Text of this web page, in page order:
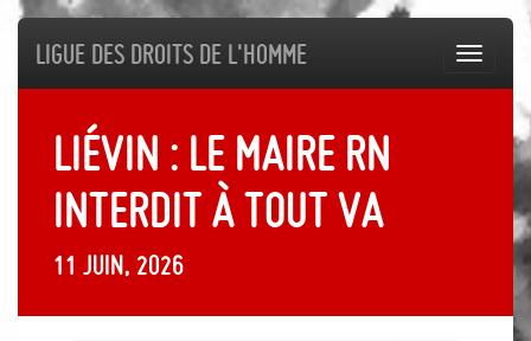
Ligue des droits de l'Homme
Liévin : le maire RN
interdit à tout va
11 juin, 2026